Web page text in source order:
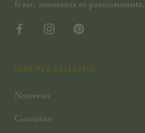
frais, amusants et passionnants.
SHOP PAR CATÉGORIE
Nouveau
Coussins